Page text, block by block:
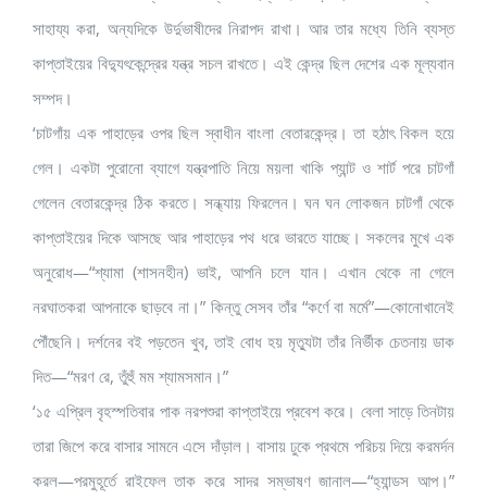
সাহায্য করা, অন্যদিকে উর্দুভাষীদের নিরাপদ রাখা। আর তার মধ্যে তিনি ব্যস্ত
কাপ্তাইয়ের বিদ্যুৎকেন্দ্রের যন্ত্র সচল রাখতে। এই কেন্দ্র ছিল দেশের এক মূল্যবান
সম্পদ।
‘চাটগাঁয় এক পাহাড়ের ওপর ছিল স্বাধীন বাংলা বেতারকেন্দ্র। তা হঠাৎ বিকল হয়ে
গেল। একটা পুরোনো ব্যাগে যন্ত্রপাতি নিয়ে ময়লা খাকি প্যান্ট ও শার্ট পরে চাটগাঁ
গেলেন বেতারকেন্দ্র ঠিক করতে। সন্ধ্যায় ফিরলেন। ঘন ঘন লোকজন চাটগাঁ থেকে
কাপ্তাইয়ের দিকে আসছে আর পাহাড়ের পথ ধরে ভারতে যাচ্ছে। সকলের মুখে এক
অনুরোধ—“শ্যামা (শাসনহীন) ভাই, আপনি চলে যান। এখান থেকে না গেলে
নরঘাতকরা আপনাকে ছাড়বে না।” কিন্তু সেসব তাঁর “কর্ণে বা মর্মে”—কোনোখানেই
পৌঁছেনি। দর্শনের বই পড়তেন খুব, তাই বোধ হয় মৃত্যুটা তাঁর নির্ভীক চেতনায় ডাক
দিত—“মরণ রে, তুঁহুঁ মম শ্যামসমান।”
‘১৫ এপ্রিল বৃহস্পতিবার পাক নরপশুরা কাপ্তাইয়ে প্রবেশ করে। বেলা সাড়ে তিনটায়
তারা জিপে করে বাসার সামনে এসে দাঁড়াল। বাসায় ঢুকে প্রথমে পরিচয় দিয়ে করমর্দন
করল—পরমুহূর্তে রাইফেল তাক করে সাদর সম্ভাষণ জানাল—“হ্যান্ডস আপ।”